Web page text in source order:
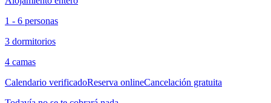
1 - 6 personas
3 dormitorios
4 camas
Calendario verificadoReserva onlineCancelación gratuita